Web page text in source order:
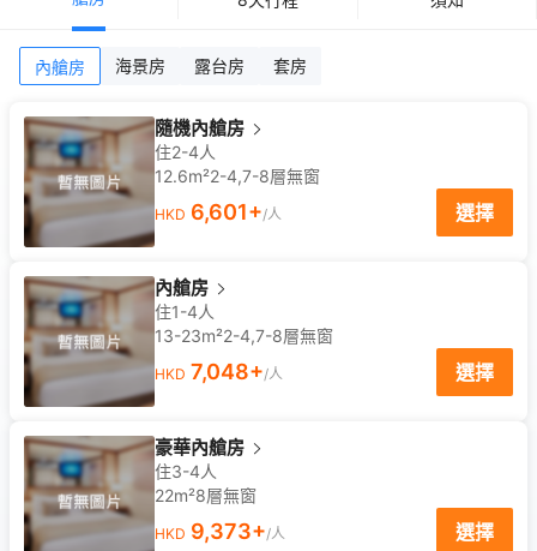
內艙房 海景房 露台房 套房
隨機內艙房
住2-4人
12.6m²2-4,7-8層無窗
HKD 6,601+/人 選擇
內艙房
住1-4人
13-23m²2-4,7-8層無窗
HKD 7,048+/人 選擇
豪華內艙房
住3-4人
22m²8層無窗
HKD 9,373+/人 選擇